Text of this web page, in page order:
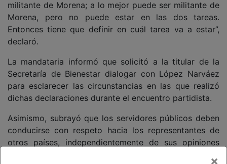
×
militante de Morena; a lo mejor puede ser militante de
Morena, pero no puede estar en las dos tareas.
Entonces tiene que definir en cuál tarea va a estar”,
declaró.
La mandataria informó que solicitó a la titular de la
Secretaría de Bienestar dialogar con López Narváez
para esclarecer las circunstancias en las que realizó
dichas declaraciones durante el encuentro partidista.
Asimismo, subrayó que los servidores públicos deben
conducirse con respeto hacia los representantes de
otros países, independientemente de sus opiniones